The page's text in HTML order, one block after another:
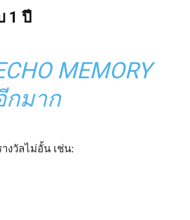
1 ปี
MEMORY
กมาก
งวัลไม่อั้น เช่น: